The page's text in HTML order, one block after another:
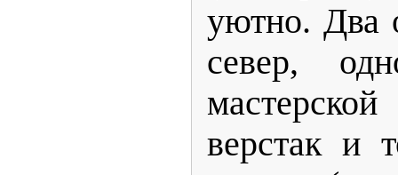
уютно. Два
север, од
верстак и